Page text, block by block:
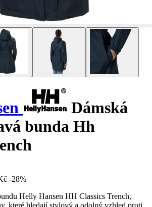
Dámská
bunda Hh
-28%
Helly Hansen HH Classics Trench,
které hledají stylový a odolný vzhled proti